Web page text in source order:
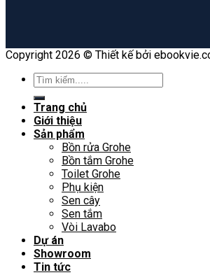
Copyright 2026 © Thiết kế bởi
Search
for:
Trang chủ
Giới thiệu
Sản phẩm
Bồn rửa Grohe
Bồn tắm Grohe
Toilet Grohe
Phụ kiện
Sen cây
Sen tắm
Vòi Lavabo
Dự án
Showroom
Tin tức